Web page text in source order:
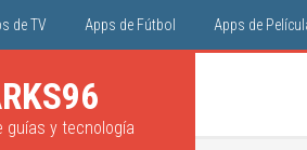
de TV Apps de Fútbol Apps de
guías y tecnología